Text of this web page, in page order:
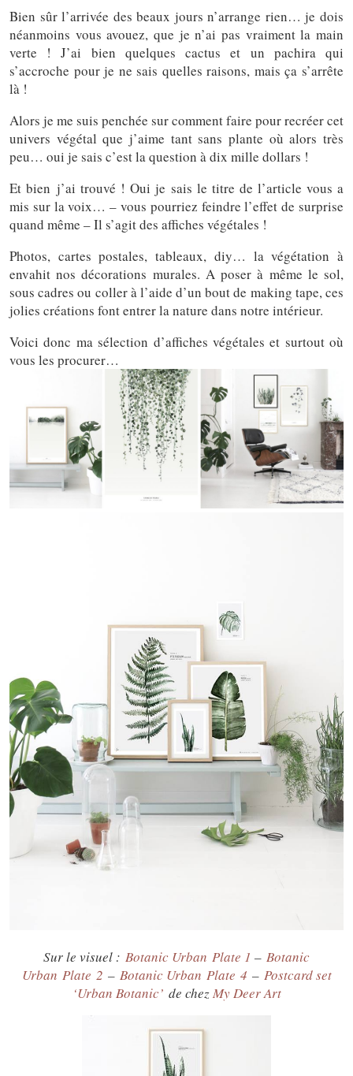
Bien sûr l’arrivée des beaux jours n’arrange rien… je dois
néanmoins vous avouez, que je n’ai pas vraiment la main
verte ! J’ai bien quelques cactus et un pachira qui
s’accroche pour je ne sais quelles raisons, mais ça s’arrête
là !
Alors je me suis penchée sur comment faire pour recréer cet
univers végétal que j’aime tant sans plante où alors très
peu… oui je sais c’est la question à dix mille dollars !
Et bien j’ai trouvé ! Oui je sais le titre de l’article vous a
mis sur la voix… – vous pourriez feindre l’effet de surprise
quand même – Il s’agit des affiches végétales !
Photos, cartes postales, tableaux, diy… la végétation à
envahit nos décorations murales. A poser à même le sol,
sous cadres ou coller à l’aide d’un bout de making tape, ces
jolies créations font entrer la nature dans notre intérieur.
Voici donc ma sélection d’affiches végétales et surtout où
vous les procurer…
Sur le visuel : Botanic Urban Plate 1 – Botanic
Urban Plate 2 – Botanic Urban Plate 4 – Postcard set
‘Urban Botanic’ de chez My Deer Art